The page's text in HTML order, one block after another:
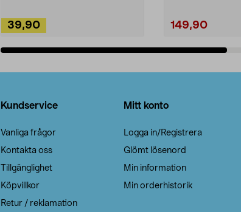
39,90 149,90
Kundservice
Vanliga frågor
Kontakta oss
Tillgänglighet
Köpvillkor
Retur / reklamation
Mitt konto
Logga in/Registrera
Glömt lösenord
Min information
Min orderhistorik